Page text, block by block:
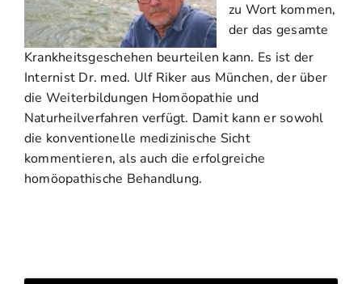
zu Wort kommen,
der das gesamte
Krankheitsgeschehen beurteilen kann. Es ist der
Internist Dr. med. Ulf Riker aus München, der über
die Weiterbildungen Homöopathie und
Naturheilverfahren verfügt. Damit kann er sowohl
die konventionelle medizinische Sicht
kommentieren, als auch die erfolgreiche
homöopathische Behandlung.